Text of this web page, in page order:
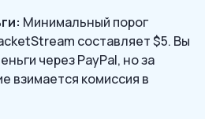
Минимальный порог
составляет $5. Вы
через PayPal, но за
взимается комиссия в